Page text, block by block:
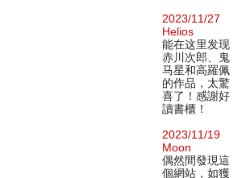
2023/11/27
Helios
能在这里发现
赤川次郎、鬼
马星和高羅佩
的作品，太驚
喜了！感謝好
讀書櫃！
2023/11/19
Moon
偶然間發現這
個網站，如獲